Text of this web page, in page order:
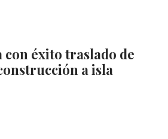
éxito traslado de
a isla